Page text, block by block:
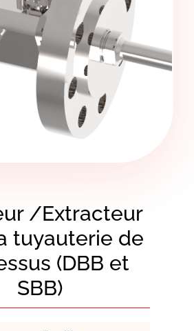
/Extracteur
tuyauterie de
(DBB et
SBB)